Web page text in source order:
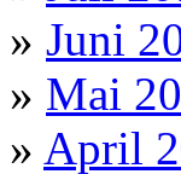
» Juni
» Mai
» April